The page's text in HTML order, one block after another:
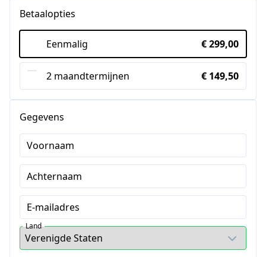
Betaalopties
Eenmalig € 299,00
2 maandtermijnen € 149,50
Gegevens
Voornaam
Achternaam
E-mailadres
Land